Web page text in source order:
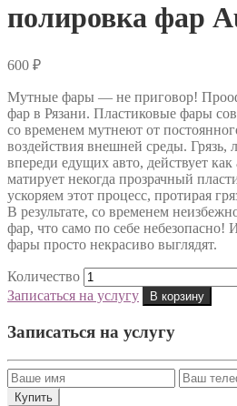
полировка фар
600 ₽
Мутные фары — не приговор!
фар в Рязани. Пластиковые фары
со временем мутнеют от
воздействия внешней среды. Грязь,
впереди едущих авто, действует
матирует некогда прозрачный
ускоряем этот процесс, протирая
В результате, со временем
фар, что само по себе небезопасно!
фары просто некрасиво выглядят.
Количество
Записаться на услугу
В корзину
Записаться на услугу